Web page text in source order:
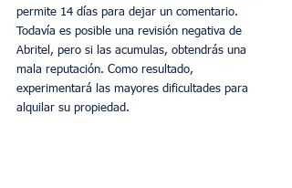
permite 14 días para dejar un comentario.
Todavía es posible una revisión negativa de
Abritel, pero si las acumulas, obtendrás una
mala reputación. Como resultado,
experimentará las mayores dificultades para
alquilar su propiedad.